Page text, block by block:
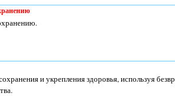
и укрепления здоровья, используя